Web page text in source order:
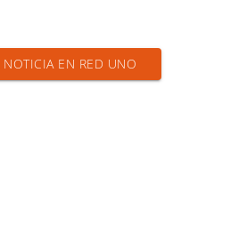
NOTICIA EN RED UNO